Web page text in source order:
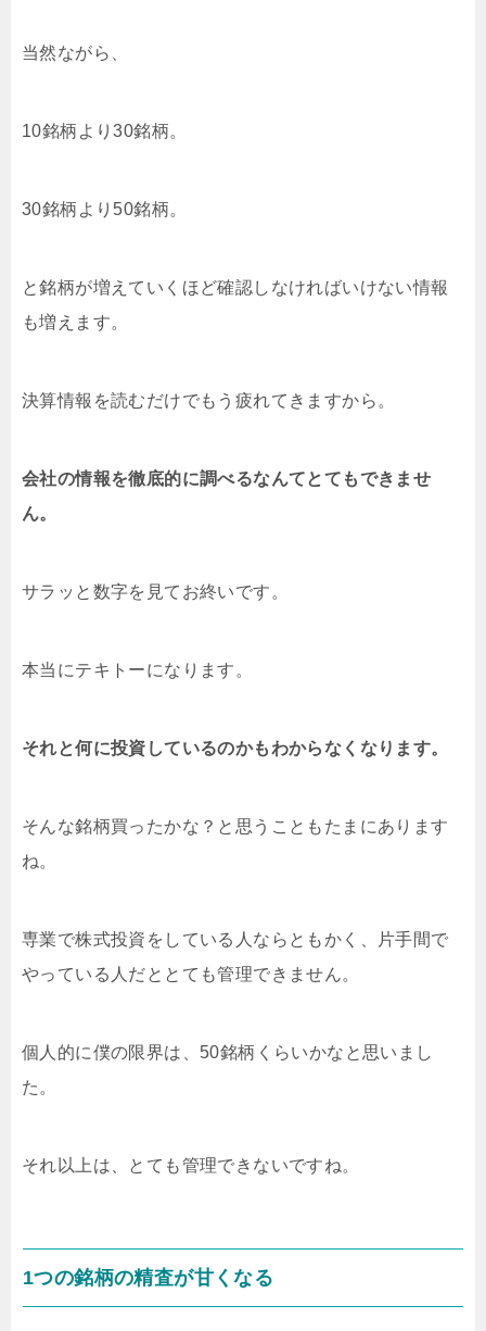
当然ながら、
10銘柄より30銘柄。
30銘柄より50銘柄。
と銘柄が増えていくほど確認しなければいけない情報
も増えます。
決算情報を読むだけでもう疲れてきますから。
会社の情報を徹底的に調べるなんてとてもできませ
ん。
サラッと数字を見てお終いです。
本当にテキトーになります。
それと何に投資しているのかもわからなくなります。
そんな銘柄買ったかな？と思うこともたまにあります
ね。
専業で株式投資をしている人ならともかく、片手間で
やっている人だととても管理できません。
個人的に僕の限界は、50銘柄くらいかなと思いまし
た。
それ以上は、とても管理できないですね。
1つの銘柄の精査が甘くなる